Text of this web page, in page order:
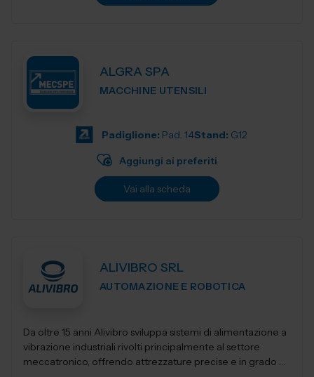
ALGRA SPA
MACCHINE UTENSILI
Padiglione: Pad. 14Stand: G12
Aggiungi ai preferiti
Vai alla scheda
ALIVIBRO SRL
AUTOMAZIONE E ROBOTICA
Da oltre 15 anni Alivibro sviluppa sistemi di alimentazione a
vibrazione industriali rivolti principalmente al settore
meccatronico, offrendo attrezzature precise e in grado di